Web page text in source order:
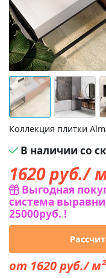
Коллекция плитки
В наличии со
1620руб./
Выгодная
система
25000руб. !
от 1620 руб./ м²